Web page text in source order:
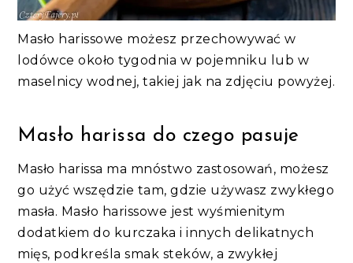
Masło harissowe możesz przechowywać w
lodówce około tygodnia w pojemniku lub w
maselnicy wodnej, takiej jak na zdjęciu powyżej.
Masło harissa do czego pasuje
Masło harissa ma mnóstwo zastosowań, możesz
go użyć wszędzie tam, gdzie używasz zwykłego
masła. Masło harissowe jest wyśmienitym
dodatkiem do kurczaka i innych delikatnych
mięs, podkreśla smak steków, a zwykłej